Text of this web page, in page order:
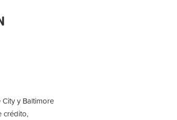
y Baltimore
crédito,